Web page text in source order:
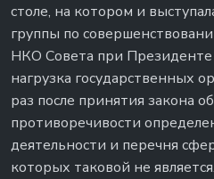
столе, на котором и
группы по
НКО Совета при
нагрузка государственных
раз после принятия закона
противоречивости
деятельности и перечня
которых таковой не является.